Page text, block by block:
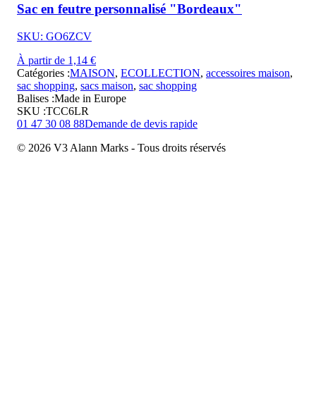
Sac en feutre personnalisé "Bordeaux"
SKU: GO6ZCV
À partir de 1,14 €
Catégories :MAISON, ECOLLECTION, accessoires maison,
sac shopping, sacs maison, sac shopping
Balises :Made in Europe
SKU :TCC6LR
01 47 30 08 88Demande de devis rapide
© 2026 V3 Alann Marks - Tous droits réservés